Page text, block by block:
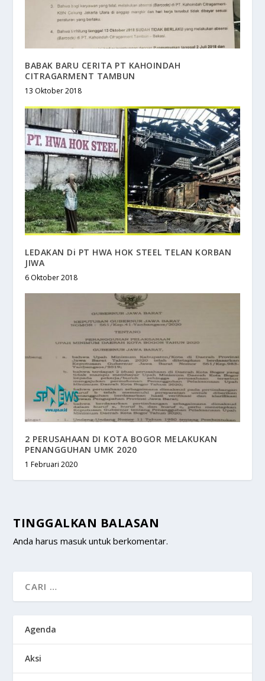
BABAK BARU CERITA PT KAHOINDAH
CITRAGARMENT TAMBUN
13 Oktober 2018
LEDAKAN Di PT HWA HOK STEEL TELAN KORBAN
JIWA
6 Oktober 2018
2 PERUSAHAAN DI KOTA BOGOR MELAKUKAN
PENANGGUHAN UMK 2020
1 Februari 2020
TINGGALKAN BALASAN
Anda harusmasuk untuk berkomentar.
Agenda
Aksi